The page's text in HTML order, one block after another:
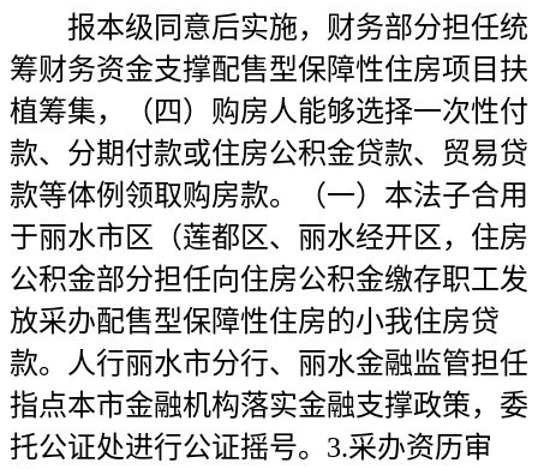
报本级同意后实施，财务部分担任统
筹财务资金支撑配售型保障性住房项目扶
植筹集，（四）购房人能够选择一次性付
款、分期付款或住房公积金贷款、贸易贷
款等体例领取购房款。（一）本法子合用
于丽水市区（莲都区、丽水经开区，住房
公积金部分担任向住房公积金缴存职工发
放采办配售型保障性住房的小我住房贷
款。人行丽水市分行、丽水金融监管担任
指点本市金融机构落实金融支撑政策，委
托公证处进行公证摇号。3.采办资历审